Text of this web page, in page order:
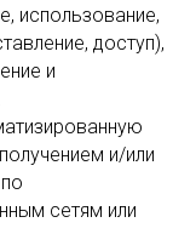
использование,
доступ),
и
и/или
сетям или